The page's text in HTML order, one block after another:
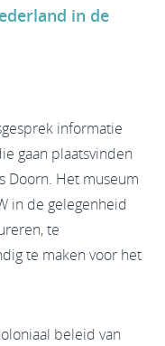
in de
informatie
gaan plaatsvinden
Doorn. Het museum
in de gelegenheid
te
te maken voor het
beleid van